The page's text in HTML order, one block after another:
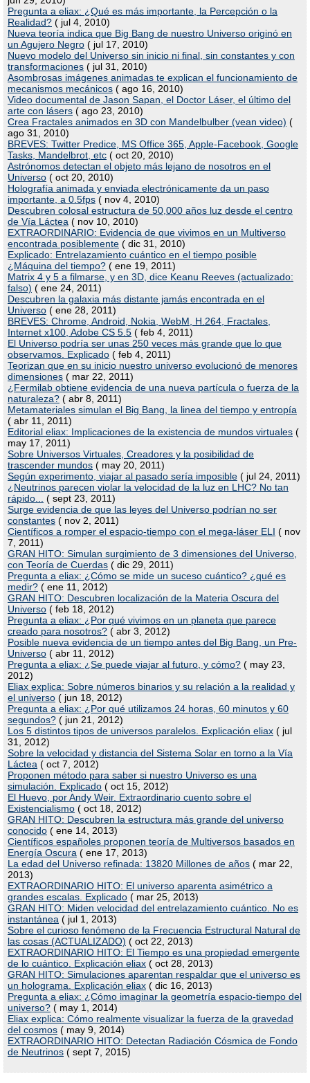
Pregunta a eliax: ¿Qué es más importante, la Percepción o la
Realidad? ( jul 4, 2010)
Nueva teoría indica que Big Bang de nuestro Universo originó en
un Agujero Negro ( jul 17, 2010)
Nuevo modelo del Universo sin inicio ni final, sin constantes y con
transformaciones ( jul 31, 2010)
Asombrosas imágenes animadas te explican el funcionamiento de
mecanismos mecánicos ( ago 16, 2010)
Video documental de Jason Sapan, el Doctor Láser, el último del
arte con lásers ( ago 23, 2010)
Crea Fractales animados en 3D con Mandelbulber (vean video) (
ago 31, 2010)
BREVES: Twitter Predice, MS Office 365, Apple-Facebook, Google
Tasks, Mandelbrot, etc ( oct 20, 2010)
Astrónomos detectan el objeto más lejano de nosotros en el
Universo ( oct 20, 2010)
Holografía animada y enviada electrónicamente da un paso
importante, a 0.5fps ( nov 4, 2010)
Descubren colosal estructura de 50,000 años luz desde el centro
de Vía Láctea ( nov 10, 2010)
EXTRAORDINARIO: Evidencia de que vivimos en un Multiverso
encontrada posiblemente ( dic 31, 2010)
Explicado: Entrelazamiento cuántico en el tiempo posible
¿Máquina del tiempo? ( ene 19, 2011)
Matrix 4 y 5 a filmarse, y en 3D, dice Keanu Reeves (actualizado:
falso) ( ene 24, 2011)
Descubren la galaxia más distante jamás encontrada en el
Universo ( ene 28, 2011)
BREVES: Chrome, Android, Nokia, WebM, H.264, Fractales,
Internet x100, Adobe CS 5.5 ( feb 4, 2011)
El Universo podría ser unas 250 veces más grande que lo que
observamos. Explicado ( feb 4, 2011)
Teorizan que en su inicio nuestro universo evolucionó de menores
dimensiones ( mar 22, 2011)
¿Fermilab obtiene evidencia de una nueva partícula o fuerza de la
naturaleza? ( abr 8, 2011)
Metamateriales simulan el Big Bang, la linea del tiempo y entropía
( abr 11, 2011)
Editorial eliax: Implicaciones de la existencia de mundos virtuales (
may 17, 2011)
Sobre Universos Virtuales, Creadores y la posibilidad de
trascender mundos ( may 20, 2011)
Según experimento, viajar al pasado sería imposible ( jul 24, 2011)
¿Neutrinos parecen violar la velocidad de la luz en LHC? No tan
rápido...
( sept 23, 2011)
Surge evidencia de que las leyes del Universo podrían no ser
constantes ( nov 2, 2011)
Científicos a romper el espacio-tiempo con el mega-láser ELI ( nov
7, 2011)
GRAN HITO: Simulan surgimiento de 3 dimensiones del Universo,
con Teoría de Cuerdas ( dic 29, 2011)
Pregunta a eliax: ¿Cómo se mide un suceso cuántico? ¿qué es
medir? ( ene 11, 2012)
GRAN HITO: Descubren localización de la Materia Oscura del
Universo ( feb 18, 2012)
Pregunta a eliax: ¿Por qué vivimos en un planeta que parece
creado para nosotros? ( abr 3, 2012)
Posible nueva evidencia de un tiempo antes del Big Bang, un Pre-
Universo ( abr 11, 2012)
Pregunta a eliax: ¿Se puede viajar al futuro, y cómo? ( may 23,
2012)
Eliax explica: Sobre números binarios y su relación a la realidad y
el universo ( jun 18, 2012)
Pregunta a eliax: ¿Por qué utilizamos 24 horas, 60 minutos y 60
segundos? ( jun 21, 2012)
Los 5 distintos tipos de universos paralelos. Explicación eliax ( jul
31, 2012)
Sobre la velocidad y distancia del Sistema Solar en torno a la Vía
Láctea ( oct 7, 2012)
Proponen método para saber si nuestro Universo es una
simulación. Explicado ( oct 15, 2012)
El Huevo, por Andy Weir. Extraordinario cuento sobre el
Existencialismo ( oct 18, 2012)
GRAN HITO: Descubren la estructura más grande del universo
conocido ( ene 14, 2013)
Científicos españoles proponen teoría de Multiversos basados en
Energía Oscura ( ene 17, 2013)
La edad del Universo refinada: 13820 Millones de años ( mar 22,
2013)
EXTRAORDINARIO HITO: El universo aparenta asimétrico a
grandes escalas. Explicado ( mar 25, 2013)
GRAN HITO: Miden velocidad del entrelazamiento cuántico. No es
instantánea ( jul 1, 2013)
Sobre el curioso fenómeno de la Frecuencia Estructural Natural de
las cosas (ACTUALIZADO) ( oct 22, 2013)
EXTRAORDINARIO HITO: El Tiempo es una propiedad emergente
de lo cuántico. Explicación eliax ( oct 28, 2013)
GRAN HITO: Simulaciones aparentan respaldar que el universo es
un holograma. Explicación eliax ( dic 16, 2013)
Pregunta a eliax: ¿Cómo imaginar la geometría espacio-tiempo del
universo? ( may 1, 2014)
Eliax explica: Cómo realmente visualizar la fuerza de la gravedad
del cosmos ( may 9, 2014)
EXTRAORDINARIO HITO: Detectan Radiación Cósmica de Fondo
de Neutrinos ( sept 7, 2015)